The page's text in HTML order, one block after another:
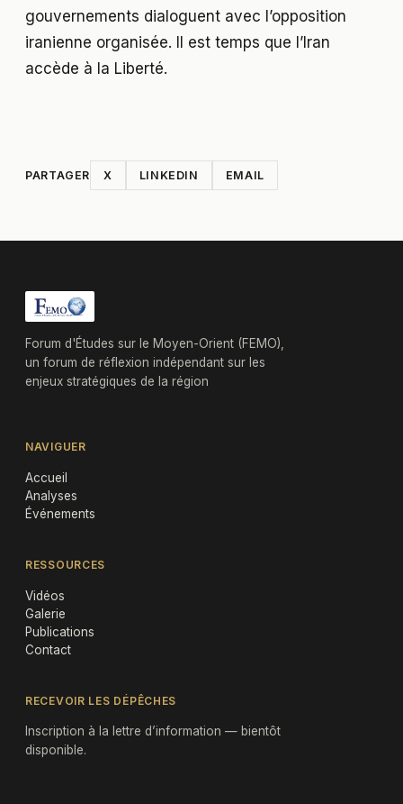
gouvernements dialoguent avec l’opposition
iranienne organisée. Il est temps que l’Iran
accède à la Liberté.
PARTAGER X LINKEDIN EMAIL
Forum d'Études sur le Moyen-Orient (FEMO),
un forum de réflexion indépendant sur les
enjeux stratégiques de la région
NAVIGUER
Accueil
Analyses
Événements
RESSOURCES
Vidéos
Galerie
Publications
Contact
RECEVOIR LES DÉPÊCHES
Inscription à la lettre d’information — bientôt
disponible.